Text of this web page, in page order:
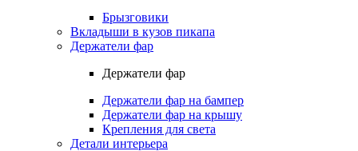
Брызговики
Вкладыши в кузов пикапа
Держатели фар
Держатели фар
Держатели фар на бампер
Держатели фар на крышу
Крепления для света
Детали интерьера